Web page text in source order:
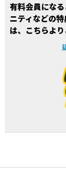
有料会員にな
ニティなどの
は、こちらより